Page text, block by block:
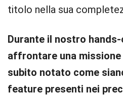
titolo nella sua
Durante il nostro
affrontare una missione
subito notato come
feature presenti nei